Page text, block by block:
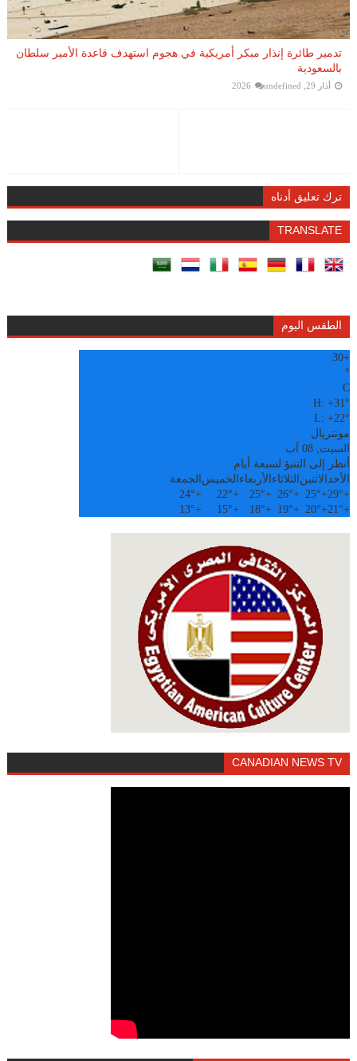
تدمير طائرة إنذار مبكر أمريكية في هجوم استهدف قاعدة الأمير سلطان
بالسعودية
أذار 29, 2026 undefined
ترك تعليق أدناه
TRANSLATE
الطقس اليوم
+
30
°
C
H:+31°
L:+22°
مونتريال
السبت, 08 آب
أنظر إلى التنبؤ لسبعة أيام
الأحدالاثنين الثلاثاء الأربعاء الخميس الجمعة
+
29°
+
25°
+
26°
+
25°
+
22°
+
24°
+
21°
+
20°
+
19°
+
18°
+
15°
+
13°
CANADIAN NEWS TV